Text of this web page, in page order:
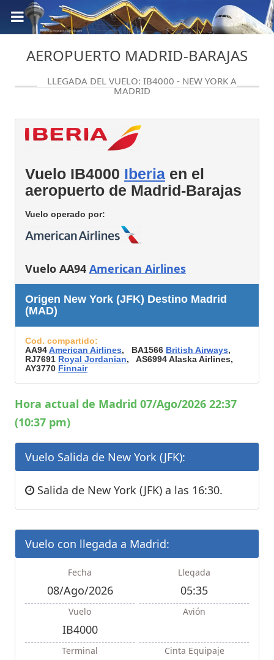
AEROPUERTO MADRID-BARAJAS
LLEGADA DEL VUELO: IB4000 - NEW YORK A
MADRID
Vuelo IB4000 Iberia en el
aeropuerto de Madrid-Barajas
Vuelo operado por:
Vuelo AA94 American Airlines
Origen New York (JFK) Destino Madrid
(MAD)
Cod. compartido:
AA94American Airlines, BA1566 British Airways,
RJ7691 Royal Jordanian, AS6994 Alaska Airlines,
AY3770 Finnair
Hora actual de Madrid 07/Ago/2026 22:37
(10:37 pm)
Vuelo Salida de New York (JFK):
Salida de New York (JFK) a las 16:30.
Vuelo con llegada a Madrid:
Fecha
08/Ago/2026
Llegada
05:35
Vuelo
IB4000
Avión
Terminal Cinta Equipaje